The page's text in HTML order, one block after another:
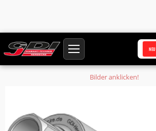
Startseite
Produkte
Holzbohrkrone Ø 101,5 mm Nutzlänge 450 mm
Bilder anklicken!